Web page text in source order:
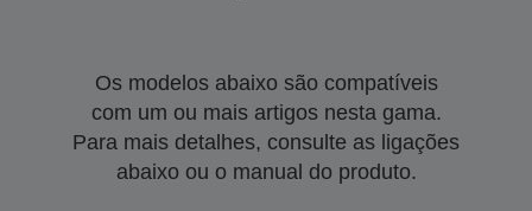
Os modelos abaixo são compatíveis
com um ou mais artigos nesta gama.
Para mais detalhes, consulte as ligações
abaixo ou o manual do produto.